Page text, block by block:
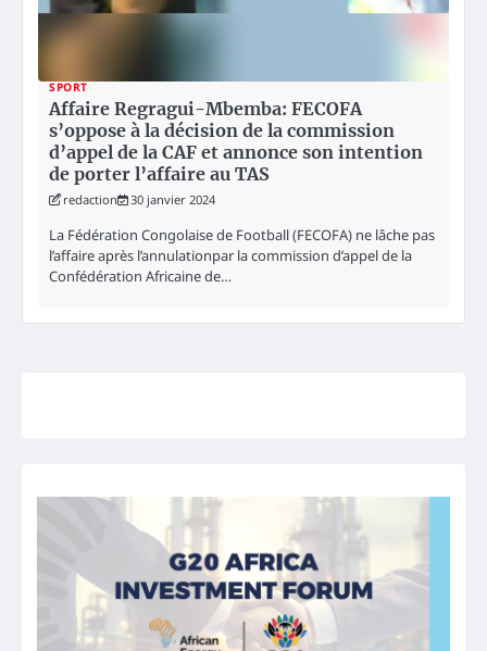
SPORT
Affaire Regragui-Mbemba: FECOFA
s’oppose à la décision de la commission
d’appel de la CAF et annonce son intention
de porter l’affaire au TAS
redaction 30 janvier 2024
La Fédération Congolaise de Football (FECOFA) ne lâche pas
l’affaire après l’annulationpar la commission d’appel de la
Confédération Africaine de…